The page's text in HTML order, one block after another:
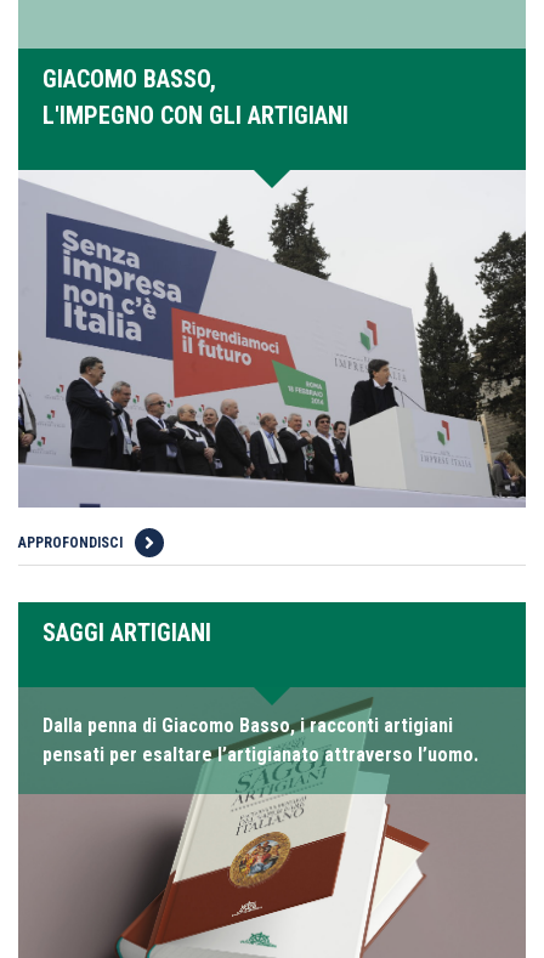
GIACOMO BASSO,
L'IMPEGNO CON GLI ARTIGIANI
APPROFONDISCI
SAGGI ARTIGIANI
Dalla penna di Giacomo Basso, i racconti artigiani
pensati per esaltare l’artigianato attraverso l’uomo.